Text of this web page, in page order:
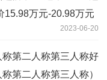
15.98万元-20.98万元
2023-06-20
第二人称第三人称好
第二人称第三人称）